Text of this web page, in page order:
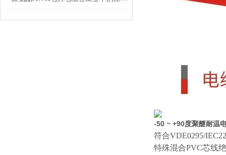
-50 ~ +90度聚醚耐温
符合VDE0295/
特殊混合PVC芯线